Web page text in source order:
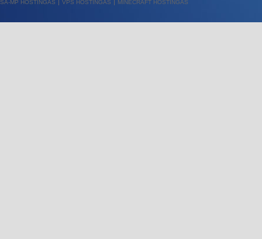
SA-MP HOSTINGAS VPS HOSTINGAS MINECRAFT HOSTINGAS